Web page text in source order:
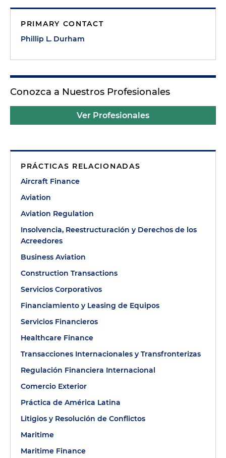
PRIMARY CONTACT
Phillip L. Durham
Conozca a Nuestros Profesionales
Ver Profesionales
PRÁCTICAS RELACIONADAS
Aircraft Finance
Aviation
Aviation Regulation
Insolvencia, Reestructuración y Derechos de los
Acreedores
Business Aviation
Construction Transactions
Servicios Corporativos
Financiamiento y Leasing de Equipos
Servicios Financieros
Healthcare Finance
Transacciones Internacionales y Transfronterizas
Regulación Financiera Internacional
Comercio Exterior
Práctica de América Latina
Litigios y Resolución de Conflictos
Maritime
Maritime Finance